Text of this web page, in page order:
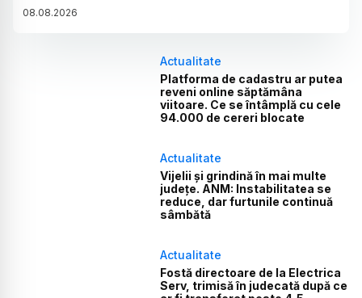
08.08.2026
Actualitate
Platforma de cadastru ar putea
reveni online săptămâna
viitoare. Ce se întâmplă cu cele
94.000 de cereri blocate
Actualitate
Vijelii și grindină în mai multe
județe. ANM: Instabilitatea se
reduce, dar furtunile continuă
sâmbătă
Actualitate
Fostă directoare de la Electrica
Serv, trimisă în judecată după ce